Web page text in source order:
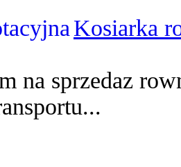
Kosiarka
na sprzedaz